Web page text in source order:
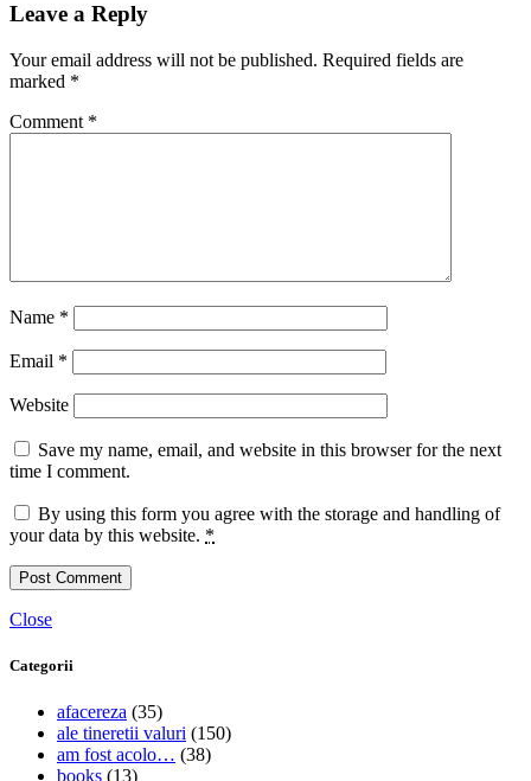
Leave a Reply
Your email address will not be published. Required fields are
marked *
Comment *
Name *
Email *
Website
Save my name, email, and website in this browser for the next
time I comment.
By using this form you agree with the storage and handling of
your data by this website. *
Close
Categorii
afacereza (35)
ale tineretii valuri (150)
am fost acolo… (38)
books (13)